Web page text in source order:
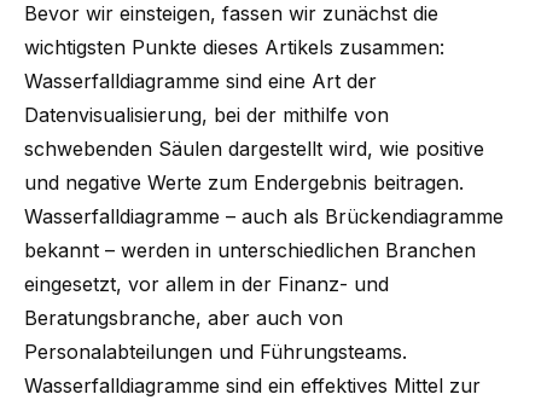
Bevor wir einsteigen, fassen wir zunächst die
wichtigsten Punkte dieses Artikels zusammen:
Wasserfalldiagramme sind eine Art der
Datenvisualisierung, bei der mithilfe von
schwebenden Säulen dargestellt wird, wie positive
und negative Werte zum Endergebnis beitragen.
Wasserfalldiagramme – auch als Brückendiagramme
bekannt – werden in unterschiedlichen Branchen
eingesetzt, vor allem in der Finanz- und
Beratungsbranche, aber auch von
Personalabteilungen und Führungsteams.
Wasserfalldiagramme sind ein effektives Mittel zur